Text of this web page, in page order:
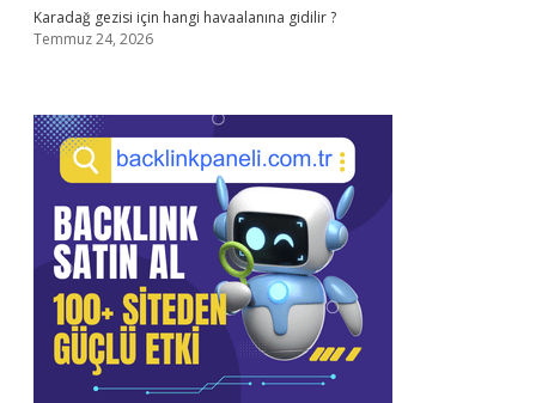
Karadağ gezisi için hangi havaalanına gidilir ?
Temmuz 24, 2026